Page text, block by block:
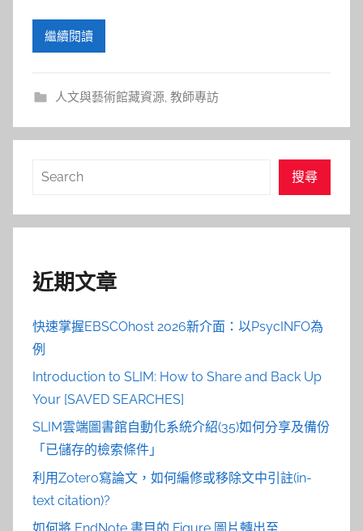
繼續閱讀
人文與藝術館藏資源, 教師專訪
搜
搜尋
近期文章
快速掌握EBSCOhost 2026新介面：以PsycINFO為
例
Introduction to SLIM: How to Share and Back Up
Your [SAVED SEARCHES]
SLIM雲端圖書館自動化系統介紹(35)如何分享及備份
「已儲存的檢索條件」
利用Zotero寫論文，如何編修或移除文中引註(in-
text citation)?